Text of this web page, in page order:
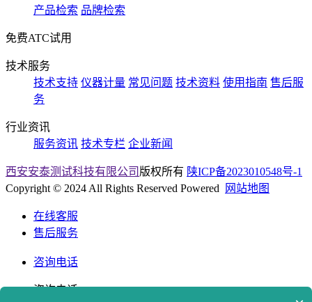
产品检索 品牌检索
免费ATC试用
技术服务
技术支持 仪器计量 常见问题 技术资料 使用指南 售后服
务
行业资讯
服务资讯 技术专栏 企业新闻
西安安泰测试科技有限公司 版权所有 陕ICP备2023010548号-1
Copyright © 2024 All Rights Reserved Powered
网站地图
在线客服
售后服务
咨询电话
咨询电话